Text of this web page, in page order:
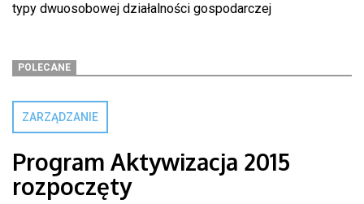
typy dwuosobowej działalności gospodarczej
POLECANE
ZARZĄDZANIE
Program Aktywizacja 2015
rozpoczęty